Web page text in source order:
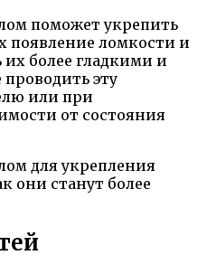
поможет укрепить
появление ломкости и
их более гладкими и
эту
или при
от состояния
для укрепления
они станут более